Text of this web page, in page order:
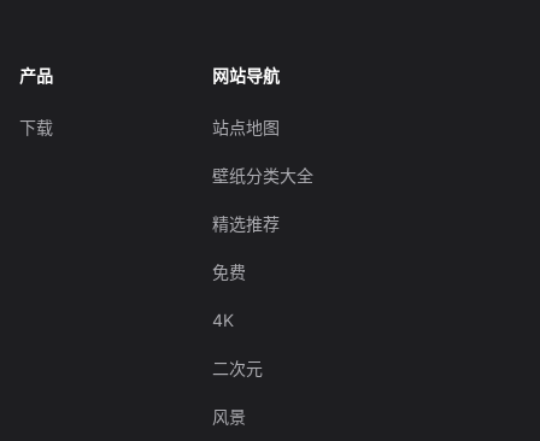
产品
下载
网站导航
站点地图
壁纸分类大全
精选推荐
免费
4K
二次元
风景